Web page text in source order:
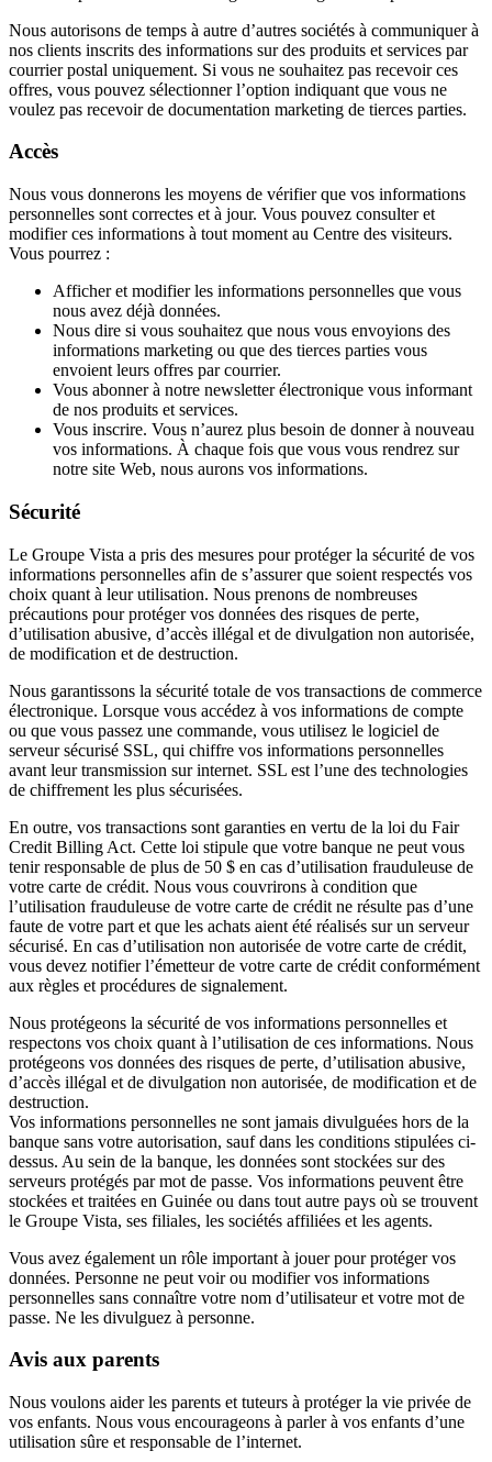
Nous autorisons de temps à autre d’autres sociétés à communiquer à
nos clients inscrits des informations sur des produits et services par
courrier postal uniquement. Si vous ne souhaitez pas recevoir ces
offres, vous pouvez sélectionner l’option indiquant que vous ne
voulez pas recevoir de documentation marketing de tierces parties.
Accès
Nous vous donnerons les moyens de vérifier que vos informations
personnelles sont correctes et à jour. Vous pouvez consulter et
modifier ces informations à tout moment au Centre des visiteurs.
Vous pourrez :
Afficher et modifier les informations personnelles que vous
nous avez déjà données.
Nous dire si vous souhaitez que nous vous envoyions des
informations marketing ou que des tierces parties vous
envoient leurs offres par courrier.
Vous abonner à notre newsletter électronique vous informant
de nos produits et services.
Vous inscrire. Vous n’aurez plus besoin de donner à nouveau
vos informations. À chaque fois que vous vous rendrez sur
notre site Web, nous aurons vos informations.
Sécurité
Le Groupe Vista a pris des mesures pour protéger la sécurité de vos
informations personnelles afin de s’assurer que soient respectés vos
choix quant à leur utilisation. Nous prenons de nombreuses
précautions pour protéger vos données des risques de perte,
d’utilisation abusive, d’accès illégal et de divulgation non autorisée,
de modification et de destruction.
Nous garantissons la sécurité totale de vos transactions de commerce
électronique. Lorsque vous accédez à vos informations de compte
ou que vous passez une commande, vous utilisez le logiciel de
serveur sécurisé SSL, qui chiffre vos informations personnelles
avant leur transmission sur internet. SSL est l’une des technologies
de chiffrement les plus sécurisées.
En outre, vos transactions sont garanties en vertu de la loi du Fair
Credit Billing Act. Cette loi stipule que votre banque ne peut vous
tenir responsable de plus de 50 $ en cas d’utilisation frauduleuse de
votre carte de crédit. Nous vous couvrirons à condition que
l’utilisation frauduleuse de votre carte de crédit ne résulte pas d’une
faute de votre part et que les achats aient été réalisés sur un serveur
sécurisé. En cas d’utilisation non autorisée de votre carte de crédit,
vous devez notifier l’émetteur de votre carte de crédit conformément
aux règles et procédures de signalement.
Nous protégeons la sécurité de vos informations personnelles et
respectons vos choix quant à l’utilisation de ces informations. Nous
protégeons vos données des risques de perte, d’utilisation abusive,
d’accès illégal et de divulgation non autorisée, de modification et de
destruction.
Vos informations personnelles ne sont jamais divulguées hors de la
banque sans votre autorisation, sauf dans les conditions stipulées ci-
dessus. Au sein de la banque, les données sont stockées sur des
serveurs protégés par mot de passe. Vos informations peuvent être
stockées et traitées en Guinée ou dans tout autre pays où se trouvent
le Groupe Vista, ses filiales, les sociétés affiliées et les agents.
Vous avez également un rôle important à jouer pour protéger vos
données. Personne ne peut voir ou modifier vos informations
personnelles sans connaître votre nom d’utilisateur et votre mot de
passe. Ne les divulguez à personne.
Avis aux parents
Nous voulons aider les parents et tuteurs à protéger la vie privée de
vos enfants. Nous vous encourageons à parler à vos enfants d’une
utilisation sûre et responsable de l’internet.